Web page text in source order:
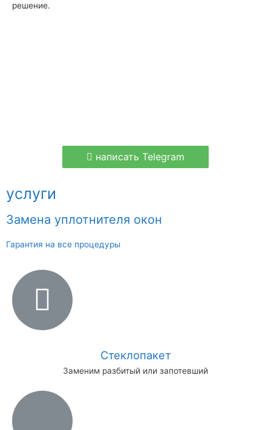
решение.
написать Telegram
услуги
Замена уплотнителя окон
Гарантия на все процедуры
Стеклопакет
Заменим разбитый или запотевший